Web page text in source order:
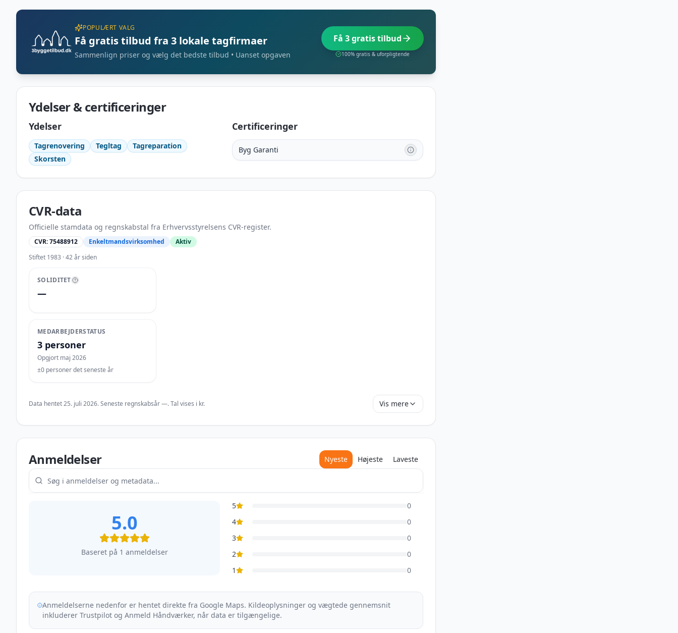
POPULÆRT VALG
Få gratis tilbud fra 3 lokale tagfirmaer
Sammenlign priser og vælg det bedste tilbud • Uanset opgaven
Få 3 gratis tilbud
100% gratis & uforpligtende
Ydelser & certificeringer
Ydelser
Tagrenovering Tegltag
Tagreparation
Skorsten
Certificeringer
Byg Garanti
CVR-data
Officielle stamdata og regnskabstal fra Erhvervsstyrelsens CVR-register.
CVR:75488912 Enkeltmandsvirksomhed
Aktiv
Stiftet 1983 · 42 år siden
SOLIDITET
—
MEDARBEJDERSTATUS
3 personer
Opgjort maj 2026
±0 personer det seneste år
Data hentet25. juli 2026. Seneste regnskabsår—. Tal vises i kr. Vis mere
Anmeldelser Nyeste Højeste Laveste
5.0
Baseret på 1 anmeldelser
5
0
4
0
3
0
2
0
1
0
Anmeldelserne nedenfor er hentet direkte fra Google Maps. Kildeoplysninger og vægtede gennemsnit
inkluderer Trustpilot og Anmeld Håndværker, når data er tilgængelige.